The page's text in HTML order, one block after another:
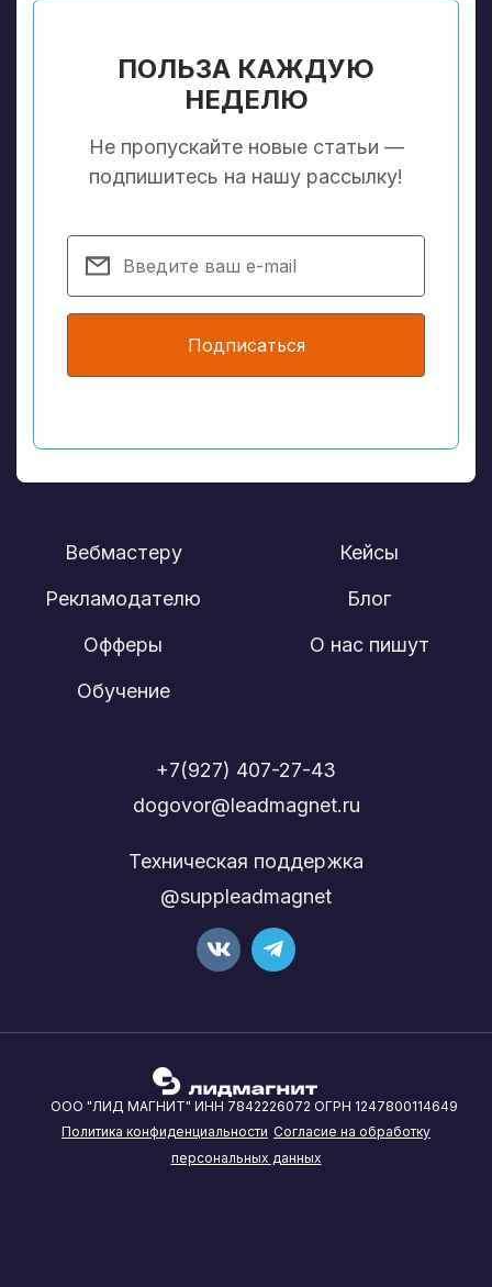
ПОЛЬЗА КАЖДУЮ
НЕДЕЛЮ
Не пропускайте новые статьи —
подпишитесь на нашу рассылку!
Подписаться
Вебмастеру
Рекламодателю
Офферы
Обучение
Кейсы
Блог
О нас пишут
+7(927) 407-27-43
dogovor@leadmagnet.ru
Техническая поддержка
@suppleadmagnet
ООО "ЛИД МАГНИТ" ИНН 7842226072 ОГРН 1247800114649
Политика конфиденциальности Согласие на обработку
персональных данных